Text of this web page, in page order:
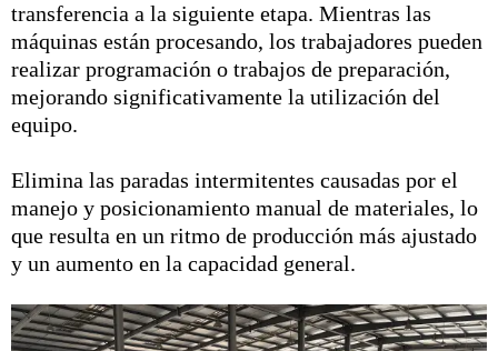
transferencia a la siguiente etapa. Mientras las
máquinas están procesando, los trabajadores pueden
realizar programación o trabajos de preparación,
mejorando significativamente la utilización del
equipo.
Elimina las paradas intermitentes causadas por el
manejo y posicionamiento manual de materiales, lo
que resulta en un ritmo de producción más ajustado
y un aumento en la capacidad general.